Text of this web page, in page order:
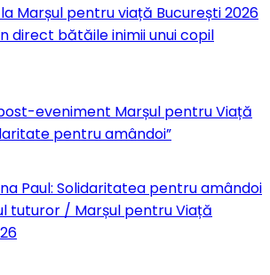
Marșul pentru viață București 2026
direct bătăile inimii unui copil
eveniment Marșul pentru Viață
pentru amândoi”
Paul: Solidaritatea pentru amândoi
tuturor / Marșul pentru Viață